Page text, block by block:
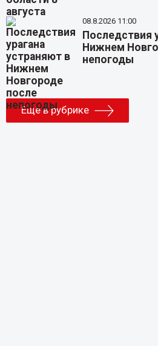
08.8.2026 11:00
Последствия
Нижнем
непогоды
Еще в рубрике